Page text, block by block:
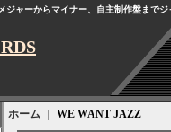
ジャーからマイナー、自主制作盤までジ
ホーム WE WANT JAZZ